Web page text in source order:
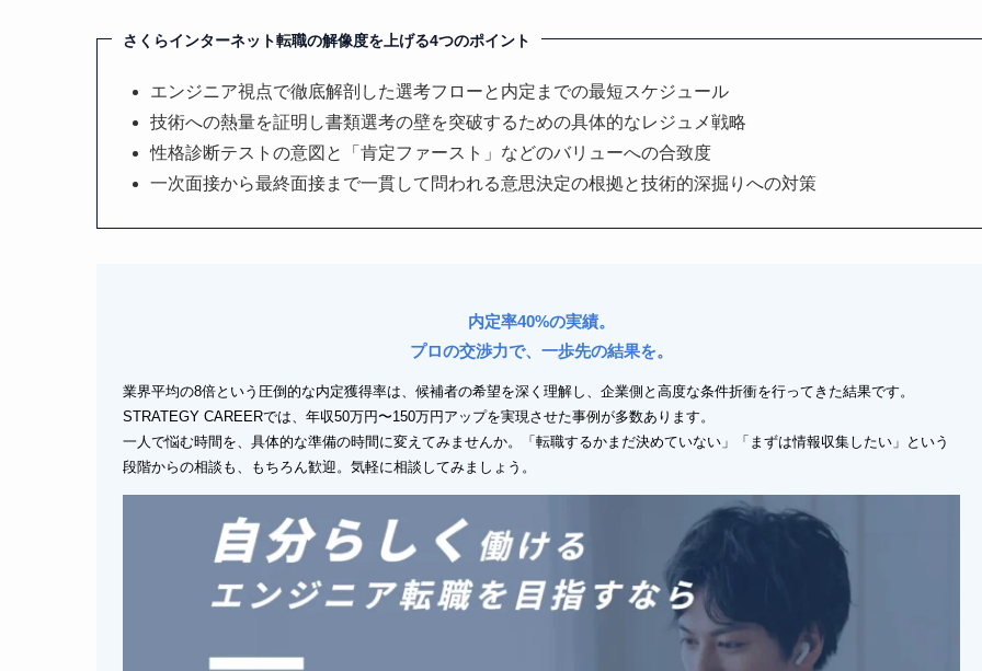
さくらインターネット転職の解像度を上げる4つのポイント
エンジニア視点で徹底解剖した選考フローと内定までの最短スケジュール
技術への熱量を証明し書類選考の壁を突破するための具体的なレジュメ戦略
性格診断テストの意図と「肯定ファースト」などのバリューへの合致度
一次面接から最終面接まで一貫して問われる意思決定の根拠と技術的深掘りへの対策
内定率40%の実績。
プロの交渉力で、一歩先の結果を。
業界平均の8倍という圧倒的な内定獲得率は、候補者の希望を深く理解し、企業側と高度な条件折衝を行ってきた結果です。
STRATEGY CAREERでは、年収50万円〜150万円アップを実現させた事例が多数あります。
一人で悩む時間を、具体的な準備の時間に変えてみませんか。「転職するかまだ決めていない」「まずは情報収集したい」という
段階からの相談も、もちろん歓迎。気軽に相談してみましょう。